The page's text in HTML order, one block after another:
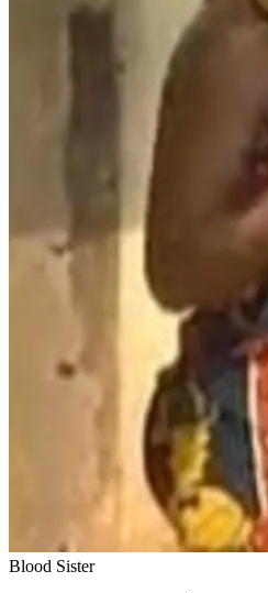
Blood Sister